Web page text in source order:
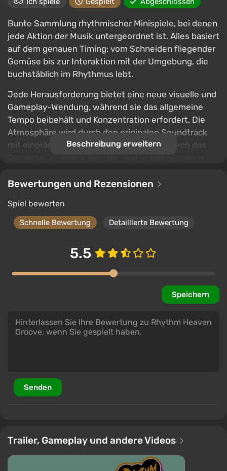
Bunte Sammlung rhythmischer Minispiele, bei denen
jede Aktion der Musik untergeordnet ist. Alles basiert
auf dem genauen Timing: vom Schneiden fliegender
Gemüse bis zur Interaktion mit der Umgebung, die
buchstäblich im Rhythmus lebt.
Jede Herausforderung bietet eine neue visuelle und
Gameplay-Wendung, während sie das allgemeine
Tempo beibehält und Konzentration erfordert. Die
Atmosphäre wird durch den originalen Soundtrack
mit einprägsamen Melodien ergänzt, wodurch das
Beschreibung erweitern
Bewertungen und Rezensionen
Spiel bewerten
Schnelle Bewertung Detaillierte Bewertung
5.5
Speichern
Senden
Trailer, Gameplay und andere Videos